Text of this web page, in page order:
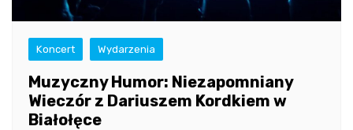
Koncert Wydarzenia
Muzyczny Humor: Niezapomniany
Wieczór z Dariuszem Kordkiem w
Białołęce